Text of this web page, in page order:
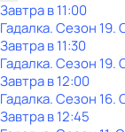
Завтра в 11:00
Гадалка. Сезон 19.
Завтра в 11:30
Гадалка. Сезон 19.
Завтра в 12:00
Гадалка. Сезон 16.
Завтра в 12:45